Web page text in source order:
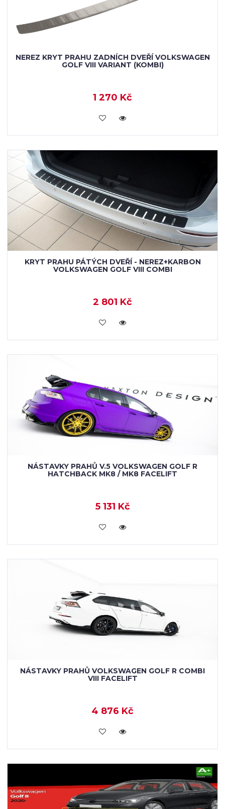
NEREZ KRYT PRAHU ZADNÍCH DVEŘÍ VOLKSWAGEN
GOLF VIII VARIANT (KOMBI)
1 270 Kč
KOUPIT
KRYT PRAHU PÁTÝCH DVEŘÍ - NEREZ+KARBON
VOLKSWAGEN GOLF VIII COMBI
2 801 Kč
KOUPIT
NÁSTAVKY PRAHŮ V.5 VOLKSWAGEN GOLF R
HATCHBACK MK8 / MK8 FACELIFT
5 131 Kč
KOUPIT
NÁSTAVKY PRAHŮ VOLKSWAGEN GOLF R COMBI
VIII FACELIFT
4 876 Kč
KOUPIT